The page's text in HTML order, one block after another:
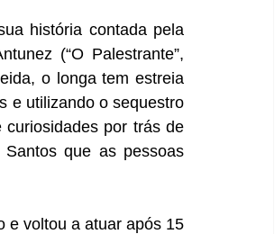
história contada pela
(“O Palestrante”,
o longa tem estreia
e utilizando o sequestro
por trás de
que as pessoas
e voltou a atuar após 15